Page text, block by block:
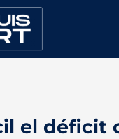
el déficit